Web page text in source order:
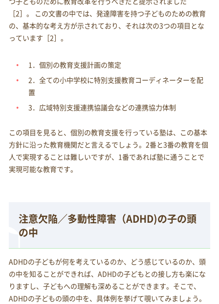
［2］。 この文書の中では、発達障害を持つ子どものための教育
の、基本的な考え方が示されており、それは次の3つの項目とな
っています［2］。
1．個別の教育支援計画の策定
2．全ての小中学校に特別支援教育コーディネーターを配
置
3．広域特別支援連携協議会などの連携協力体制
この項目を見ると、個別の教育支援を行っている塾は、この基本
方針に沿った教育機関だと言えるでしょう。2番と3番の教育を個
人で実現することは難しいですが、1番であれば塾に通うことで
実現可能な教育です。
注意欠陥／多動性障害（ADHD)の子の頭
の中
ADHDの子どもが何を考えているのか、どう感じているのか、頭
の中を知ることができれば、ADHDの子どもとの接し方も楽にな
りますし、子どもへの理解も深めることができます。そこで、
ADHDの子どもの頭の中を、具体例を挙げて覗いてみましょう。